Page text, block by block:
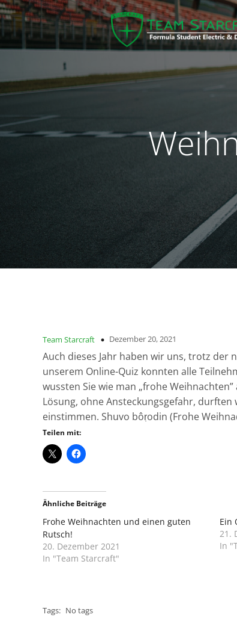
Team Starcraft Dezember 20, 2021
Auch dieses Jahr haben wir uns, trotz der
unserem Online-Quiz konnten alle
wussten Sie wie man „frohe
Lösung, ohne Ansteckungsgefahr,
einstimmen. Shuvo bôṛodin (Frohe
Teilen mit:
Ähnliche Beiträge
Frohe Weihnachten und einen guten
Rutsch!
20. Dezember 2021
In "Team Starcraft"
Ein
21.
In
Tags: No tags